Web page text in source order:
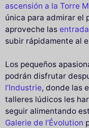
ascensión a la Torre
única para admirar el
aproveche las
subir rápidamente al
Los pequeños
podrán disfrutar
l’Industrie, donde las
talleres lúdicos les
seguir alimentando
Galerie de l’Évolution